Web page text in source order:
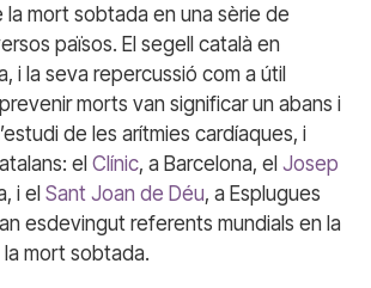
mort sobtada en una sèrie de
països. El segell català en
i la seva repercussió com a útil
morts van significar un abans i
de les arítmies cardíaques, i
el Clínic, a Barcelona, el Josep
i elSant Joan de Déu, a Esplugues
esdevingut referents mundials en la
mort sobtada.